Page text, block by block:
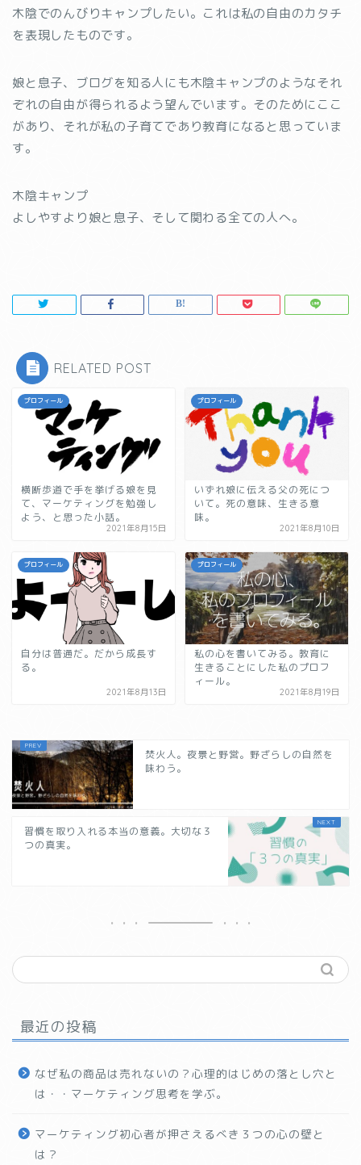
木陰でのんびりキャンプしたい。これは私の自由のカタチ
を表現したものです。
娘と息子、ブログを知る人にも木陰キャンプのようなそれ
ぞれの自由が得られるよう望んでいます。そのためにここ
があり、それが私の子育てであり教育になると思っていま
す。
木陰キャンプ
よしやすより娘と息子、そして関わる全ての人へ。
RELATED POST
プロフィール
横断歩道で手を挙げる娘を見
て、マーケティングを勉強し
よう、と思った小話。
2021年8月15日
プロフィール
いずれ娘に伝える父の死につ
いて。死の意味、生きる意
味。
2021年8月10日
プロフィール
自分は普通だ。だから成長す
る。
2021年8月13日
プロフィール
私の心を書いてみる。教育に
生きることにした私のプロフ
ィール。
2021年8月19日
焚火人。夜景と野営。野ざらしの自然を
味わう。
習慣を取り入れる本当の意義。大切な３
つの真実。
最近の投稿
なぜ私の商品は売れないの？心理的はじめの落とし穴と
は・・マーケティング思考を学ぶ。
マーケティング初心者が押さえるべき３つの心の壁と
は？